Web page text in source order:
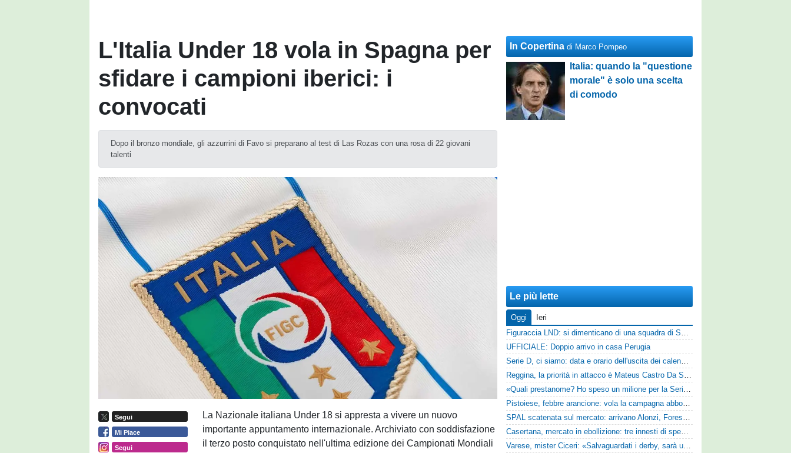
L'Italia Under 18 vola in Spagna per
sfidare i campioni iberici: i
convocati
Dopo il bronzo mondiale, gli azzurrini di Favo si preparano al test di Las Rozas con una rosa di 22 giovani
talenti
Segui
Mi Piace
Segui
La Nazionale italiana Under 18 si appresta a vivere un nuovo
importante appuntamento internazionale. Archiviato con soddisfazione
il terzo posto conquistato nell'ultima edizione dei Campionati Mondiali
In Copertina di Marco Pompeo
Italia: quando la "questione
morale" è solo una scelta
di comodo
Le più lette
Oggi
Ieri
Figuraccia LND: si dimenticano di una squadra di Serie D, è da rifare il programma Coppa Italia
UFFICIALE: Doppio arrivo in casa Perugia
Serie D, ci siamo: data e orario dell'uscita dei calendari ufficiali
Reggina, la priorità in attacco è Mateus Castro Da Silva: ore decisive per la fumata bianca
«Quali prestanome? Ho speso un milione per la Serie D»: Bandecchi rompe il silenzio sul futuro della Ternana
Pistoiese, febbre arancione: vola la campagna abbonamenti, superata quota 750 tessere
SPAL scatenata sul mercato: arrivano Alonzi, Foresta, Munaretto e Tobia
Casertana, mercato in ebollizione: tre innesti di spessore per lo scacchiere di Vinicio Espinal
Varese, mister Ciceri: «Salvaguardati i derby, sarà un campionato avvincente»